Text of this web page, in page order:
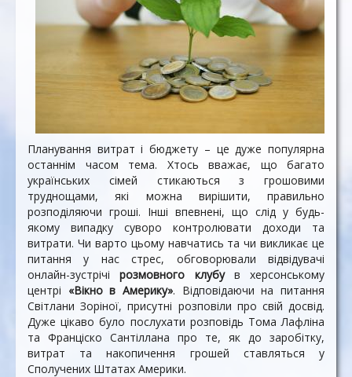
Планування витрат і бюджету – це дуже популярна
останнім часом тема. Хтось вважає, що багато
українських сімей стикаються з грошовими
труднощами, які можна вирішити, правильно
розподіляючи гроші. Інші впевнені, що слід у будь-
якому випадку суворо контролювати доходи та
витрати. Чи варто цьому навчатись та чи викликає це
питання у нас стрес, обговорювали відвідувачі
онлайн-зустрічірозмовного клубув херсонському
центрі «Вікно в Америку». Відповідаючи на питання
Світлани Зоріної, присутні розповіли про свій досвід.
Дуже цікаво було послухати розповідь Тома Лафліна
та Франціско Сантіллана про те, як до заробітку,
витрат та накопичення грошей ставляться у
Сполучених Штатах Америки.